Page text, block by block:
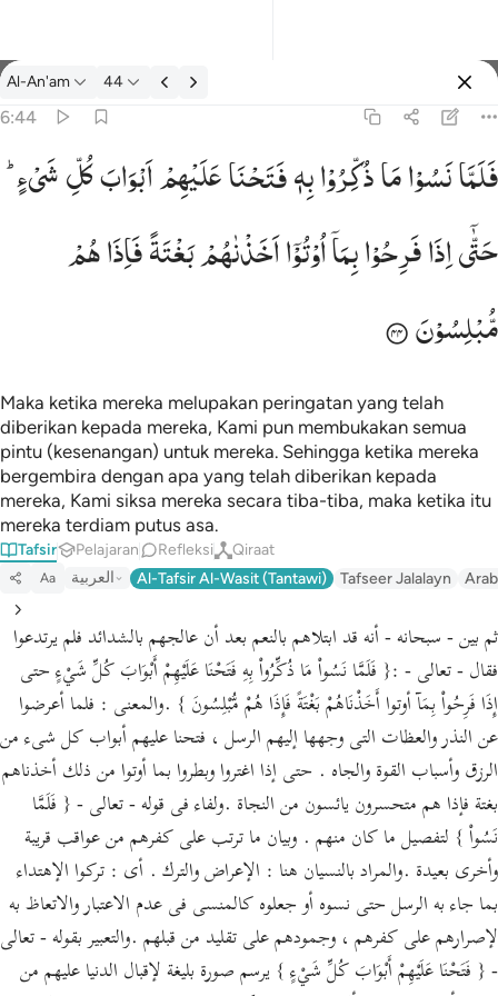
tafsir: Al-An'am 6:44
Al-An'am 44
6:44
كل شيء حتى اذا فرحوا بما اوتوا اخذناهم بغتة فاذا هم مبلسون ٤٤
حَتَّىٰٓ إِذَا فَرِحُوا۟ بِمَآ أُوتُوٓا۟ أَخَذْنَـٰهُم بَغْتَةًۭ فَإِذَا هُم مُّبْلِسُونَ ٤٤فَلَمَّانَسُوْامَاذُكِّرُوْابِهٖفَتَحْنَاعَلَیْهِمْاَبْوَابَكُلِّشَیْءٍ ؕ
حَتّٰۤیاِذَافَرِحُوْابِمَاۤاُوْتُوْۤااَخَذْنٰهُمْبَغْتَةًفَاِذَاهُمْ
مُّبْلِسُوْنَ
Maka ketika mereka melupakan peringatan yang telah
diberikan kepada mereka, Kami pun membukakan semua
pintu (kesenangan) untuk mereka. Sehingga ketika mereka
bergembira dengan apa yang telah diberikan kepada
mereka, Kami siksa mereka secara tiba-tiba, maka ketika itu
mereka terdiam putus asa.
Tafsir Pelajaran Refleksi Qiraat
Aa العربية Al-Tafsir Al-Wasit (Tantawi) Tafseer Jalalayn
ثم بين - سبحانه - أنه قد ابتلاهم بالنعم بعد أن عالجهم بالشدائد فلم يرتدعوا
فقال - تعالى - :{ فَلَمَّا نَسُواْ مَا ذُكِّرُواْ بِهِ فَتَحْنَا عَلَيْهِمْ أَبْوَابَ كُلِّ شَيْءٍ حتى
إِذَا فَرِحُواْ بِمَآ أوتوا أَخَذْنَاهُمْ بَغْتَةً فَإِذَا هُمْ مُّبْلِسُونَ } .والمعنى : فلما أعرضوا
عن النذر والعظات التى وجهها إليهم الرسل ، فتحنا عليهم أبواب كل شىء من
الرزق وأسباب القوة والجاه . حتى إذا اغتروا وبطروا بما أوتوا من ذلك أخذناهم
بغتة فإذا هم متحسرون يائسون من النجاة .ولفاء فى قوله - تعالى - { فَلَمَّا
نَسُواْ } لتفصيل ما كان منهم . وبيان ما ترتب على كفرهم من عواقب قريبة
وأخرى بعيدة .والمراد بالنسيان هنا : الإعراض والترك . أى : تركوا الإهتداء
بما جاء به الرسل حتى نسوه أو جعلوه كالمنسى فى عدم الاعتبار والاتعاظ به
لإصرارهم على كفرهم ، وجمودهم على تقليد من قبلهم .والتعبير بقوله - تعالى
- { فَتَحْنَا عَلَيْهِمْ أَبْوَابَ كُلِّ شَيْءٍ } يرسم صورة بليغة لإقبال الدنيا عليهم من